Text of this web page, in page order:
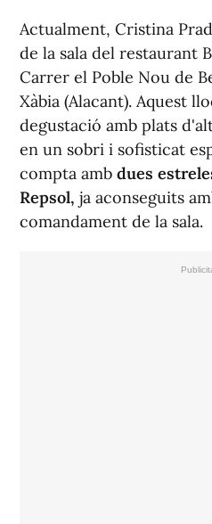
Actualment, Cristina
de la sala del restaurant
Carrer el Poble Nou de
Xàbia (Alacant). Aquest
degustació amb plats
en un sobri i sofisticat
compta amb dues
Repsol, ja aconseguits
comandament de la sala.